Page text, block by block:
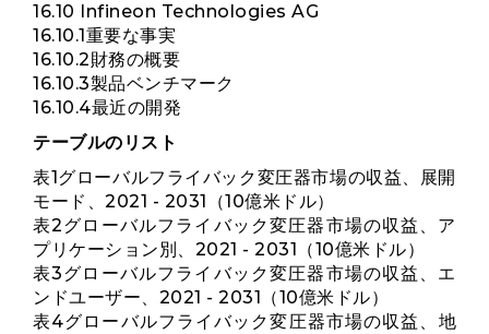
16.10 Infineon Technologies AG
16.10.1重要な事実
16.10.2財務の概要
16.10.3製品ベンチマーク
16.10.4最近の開発
テーブルのリスト
表1グローバルフライバック変圧器市場の収益、展開
モード、2021 - 2031（10億米ドル）
表2グローバルフライバック変圧器市場の収益、ア
プリケーション別、2021 - 2031（10億米ドル）
表3グローバルフライバック変圧器市場の収益、エ
ンドユーザー、2021 - 2031（10億米ドル）
表4グローバルフライバック変圧器市場の収益、地